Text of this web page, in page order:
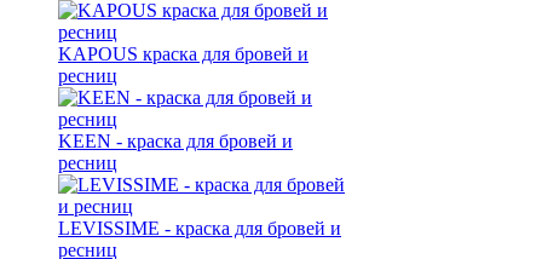
KAPOUS краска для бровей и
ресниц
KEEN - краска для бровей и
ресниц
LEVISSIME - краска для бровей и
ресниц